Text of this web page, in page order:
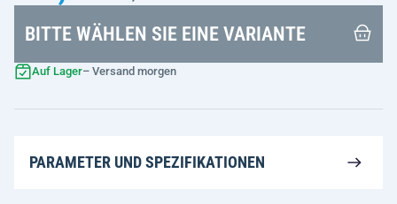
BITTE WÄHLEN SIE EINE VARIANTE
Auf Lager– Versand morgen
PARAMETER UND SPEZIFIKATIONEN